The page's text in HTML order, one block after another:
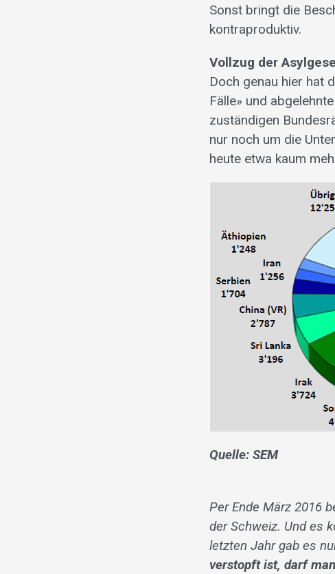
Sonst bringt die
kontraproduktiv.
Vollzug der
Doch genau hier hat
Fälle» und
zuständigen
nur noch um die
heute etwa kaum
Quelle: SEM
Per Ende März 2016
der Schweiz. Und es
letzten Jahr gab es
verstopft ist, darf